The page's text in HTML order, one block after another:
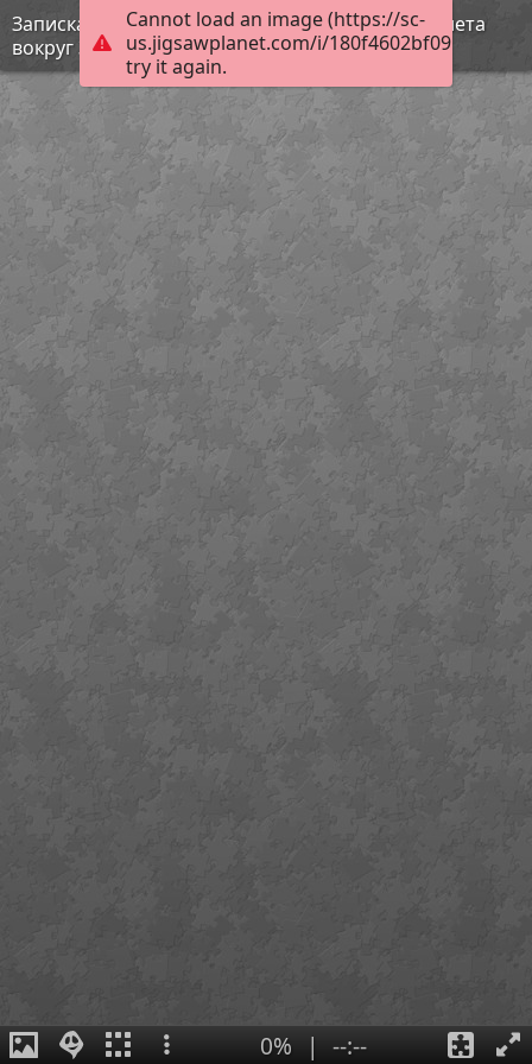
Cannot load an image (https://sc-
us.jigsawplanet.com/i/
try it again.
Записка Юрия Гагарина, написанная после полета
вокруг Земли
0% | --:--